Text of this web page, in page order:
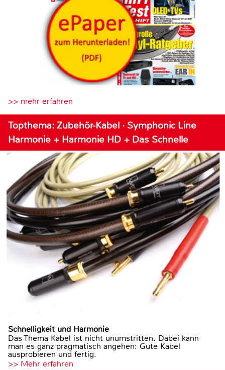
>> mehr erfahren
Topthema: Zubehör-Kabel · Symphonic Line
Harmonie + Harmonie HD + Das Schnelle
Schnelligkeit und Harmonie
Das Thema Kabel ist nicht unumstritten. Dabei kann
man es ganz pragmatisch angehen: Gute Kabel
ausprobieren und fertig.
>> Mehr erfahren